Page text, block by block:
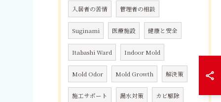
入居者の苦情 管理者の相談
Suginami 医療施設 健康と安全
Itabashi Ward Indoor Mold
Mold Odor Mold Growth 解決策
施工サポート 漏水対策 カビ駆除